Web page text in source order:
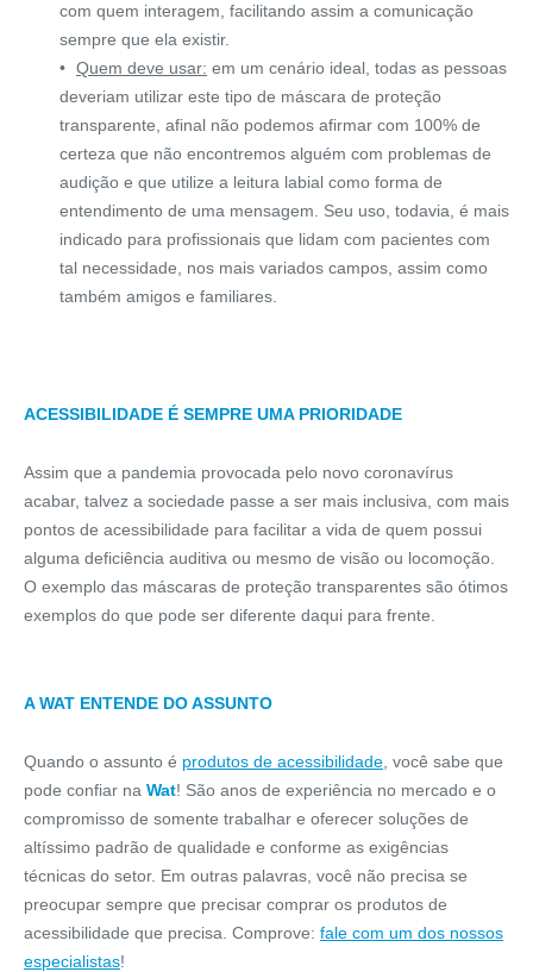
com quem interagem, facilitando assim a comunicação
sempre que ela existir.
Quem deve usar: em um cenário ideal, todas as pessoas
deveriam utilizar este tipo de máscara de proteção
transparente, afinal não podemos afirmar com 100% de
certeza que não encontremos alguém com problemas de
audição e que utilize a leitura labial como forma de
entendimento de uma mensagem. Seu uso, todavia, é mais
indicado para profissionais que lidam com pacientes com
tal necessidade, nos mais variados campos, assim como
também amigos e familiares.
ACESSIBILIDADE É SEMPRE UMA PRIORIDADE
Assim que a pandemia provocada pelo novo coronavírus
acabar, talvez a sociedade passe a ser mais inclusiva, com mais
pontos de acessibilidade para facilitar a vida de quem possui
alguma deficiência auditiva ou mesmo de visão ou locomoção.
O exemplo das máscaras de proteção transparentes são ótimos
exemplos do que pode ser diferente daqui para frente.
A WAT ENTENDE DO ASSUNTO
Quando o assunto é produtos de acessibilidade , você sabe que
pode confiar na Wat! São anos de experiência no mercado e o
compromisso de somente trabalhar e oferecer soluções de
altíssimo padrão de qualidade e conforme as exigências
técnicas do setor. Em outras palavras, você não precisa se
preocupar sempre que precisar comprar os produtos de
acessibilidade que precisa. Comprove: fale com um dos nossos
especialistas!